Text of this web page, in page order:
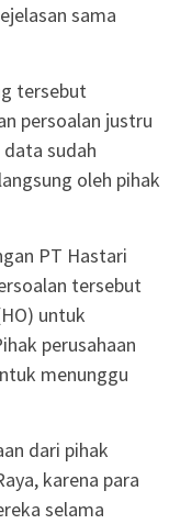
sama
tersebut
persoalan justru
sudah
oleh pihak
PT Hastari
tersebut
untuk
perusahaan
menunggu
dari pihak
karena para
selama